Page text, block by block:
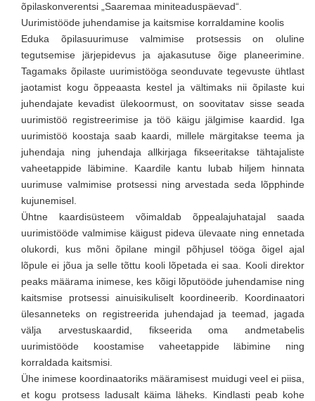
õpilaskonverentsi „Saaremaa miniteaduspäevad“.
Uurimistööde juhendamise ja kaitsmise korraldamine koolis
Eduka õpilasuurimuse valmimise protsessis on oluline
tegutsemise järjepidevus ja ajakasutuse õige planeerimine.
Tagamaks õpilaste uurimistööga seonduvate tegevuste ühtlast
jaotamist kogu õppeaasta kestel ja vältimaks nii õpilaste kui
juhendajate kevadist ülekoormust, on soovitatav sisse seada
uurimistöö registreerimise ja töö käigu jälgimise kaardid. Iga
uurimistöö koostaja saab kaardi, millele märgitakse teema ja
juhendaja ning juhendaja allkirjaga fikseeritakse tähtajaliste
vaheetappide läbimine. Kaardile kantu lubab hiljem hinnata
uurimuse valmimise protsessi ning arvestada seda lõpphinde
kujunemisel.
Ühtne kaardisüsteem võimaldab õppealajuhatajal saada
uurimistööde valmimise käigust pideva ülevaate ning ennetada
olukordi, kus mõni õpilane mingil põhjusel tööga õigel ajal
lõpule ei jõua ja selle tõttu kooli lõpetada ei saa. Kooli direktor
peaks määrama inimese, kes kõigi lõputööde juhendamise ning
kaitsmise protsessi ainuisikuliselt koordineerib. Koordinaatori
ülesanneteks on registreerida juhendajad ja teemad, jagada
välja arvestuskaardid, fikseerida oma andmetabelis
uurimistööde koostamise vaheetappide läbimine ning
korraldada kaitsmisi.
Ühe inimese koordinaatoriks määramisest muidugi veel ei piisa,
et kogu protsess ladusalt käima läheks. Kindlasti peab kohe